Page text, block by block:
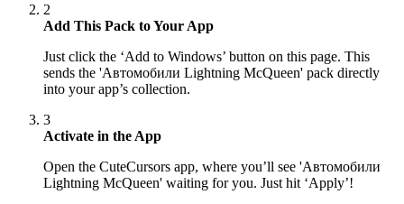
2
Add This Pack to Your App
Just click the ‘Add to Windows’ button on this page. This
sends the 'Автомобили Lightning McQueen' pack directly
into your app’s collection.
3
Activate in the App
Open the CuteCursors app, where you’ll see 'Автомобили
Lightning McQueen' waiting for you. Just hit ‘Apply’!